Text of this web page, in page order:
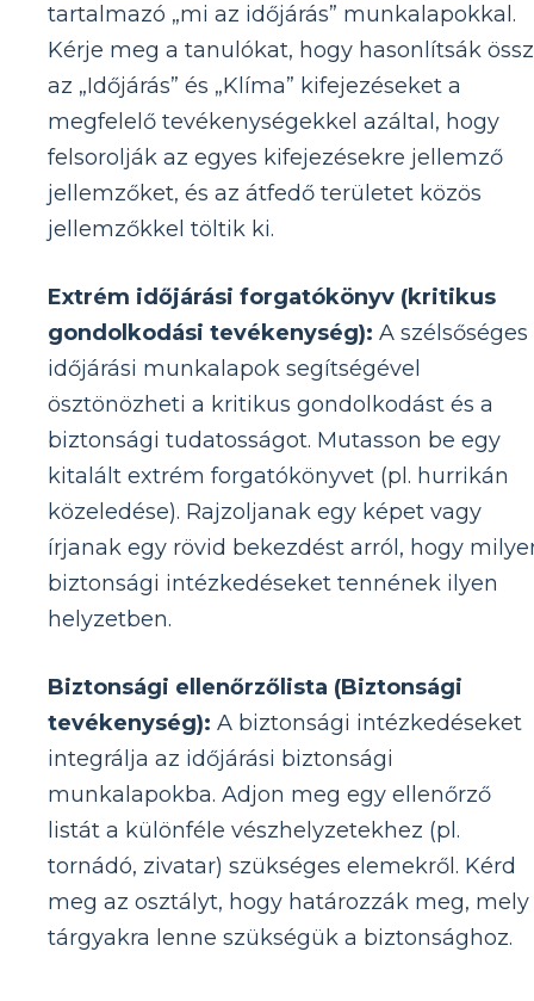
tartalmazó „mi az időjárás” munkalapokkal.
Kérje meg a tanulókat, hogy hasonlítsák
az „Időjárás” és „Klíma” kifejezéseket a
megfelelő tevékenységekkel azáltal, hogy
felsorolják az egyes kifejezésekre jellemző
jellemzőket, és az átfedő területet közös
jellemzőkkel töltik ki.
Extrém időjárási forgatókönyv (kritikus
gondolkodási tevékenység): A szélsőséges
időjárási munkalapok segítségével
ösztönözheti a kritikus gondolkodást és a
biztonsági tudatosságot. Mutasson be egy
kitalált extrém forgatókönyvet (pl. hurrikán
közeledése). Rajzoljanak egy képet vagy
írjanak egy rövid bekezdést arról, hogy
biztonsági intézkedéseket tennének ilyen
helyzetben.
Biztonsági ellenőrzőlista (Biztonsági
tevékenység): A biztonsági intézkedéseket
integrálja az időjárási biztonsági
munkalapokba. Adjon meg egy ellenőrző
listát a különféle vészhelyzetekhez (pl.
tornádó, zivatar) szükséges elemekről. Kérd
meg az osztályt, hogy határozzák meg, mely
tárgyakra lenne szükségük a biztonsághoz.